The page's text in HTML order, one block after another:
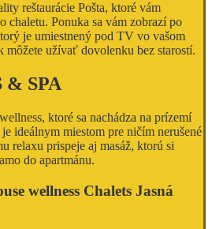
reštaurácie Pošta, ktoré vám
chaletu. Ponuka sa vám zobrazí po
je umiestnený pod TV vo vašom
môžete užívať dovolenku bez starostí.
& SPA
ktoré sa nachádza na prízemí
ideálnym miestom pre ničím nerušené
relaxu prispeje aj masáž, ktorú si
do apartmánu.
wellness Chalets Jasná